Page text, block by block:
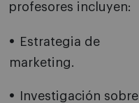
profesores incluyen:
Estrategia de
marketing.
Investigación sobre